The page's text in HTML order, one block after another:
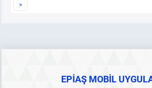
»
EPİAŞ MOBİL